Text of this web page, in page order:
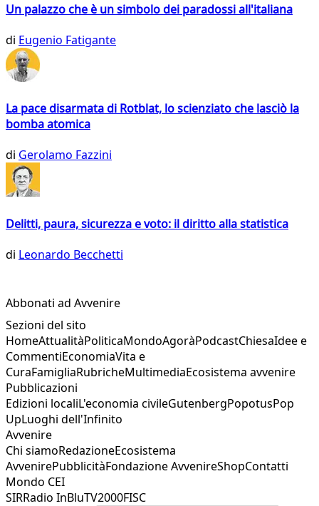
Un palazzo che è un simbolo dei paradossi all'italiana
di Eugenio Fatigante
La pace disarmata di Rotblat, lo scienziato che lasciò la
bomba atomica
di Gerolamo Fazzini
Delitti, paura, sicurezza e voto: il diritto alla statistica
di Leonardo Becchetti
Abbonati ad Avvenire
Sezioni del sito
HomeAttualitàPoliticaMondoAgoràPodcastChiesaIdee e
CommentiEconomiaVita e
CuraFamigliaRubricheMultimediaEcosistema avvenire
Pubblicazioni
Edizioni localiL'economia civileGutenbergPopotusPop
UpLuoghi dell'Infinito
Avvenire
Chi siamoRedazioneEcosistema
AvvenirePubblicitàFondazione AvvenireShopContatti
Mondo CEI
SIRRadio InBluTV2000FISC